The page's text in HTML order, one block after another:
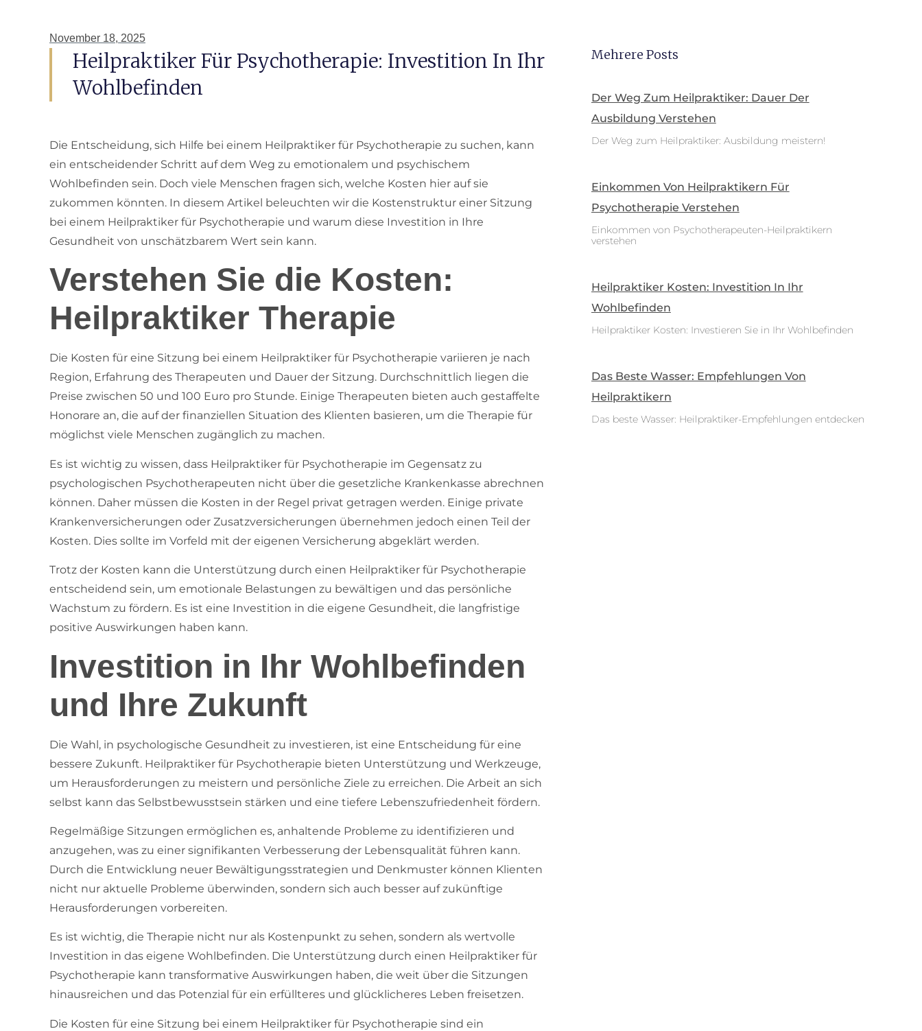
November 18, 2025
Heilpraktiker Für Psychotherapie: Investition In Ihr
Wohlbefinden
Die Entscheidung, sich Hilfe bei einem Heilpraktiker für Psychotherapie zu suchen, kann
ein entscheidender Schritt auf dem Weg zu emotionalem und psychischem
Wohlbefinden sein. Doch viele Menschen fragen sich, welche Kosten hier auf sie
zukommen könnten. In diesem Artikel beleuchten wir die Kostenstruktur einer Sitzung
bei einem Heilpraktiker für Psychotherapie und warum diese Investition in Ihre
Gesundheit von unschätzbarem Wert sein kann.
Verstehen Sie die Kosten:
Heilpraktiker Therapie
Die Kosten für eine Sitzung bei einem Heilpraktiker für Psychotherapie variieren je nach
Region, Erfahrung des Therapeuten und Dauer der Sitzung. Durchschnittlich liegen die
Preise zwischen 50 und 100 Euro pro Stunde. Einige Therapeuten bieten auch gestaffelte
Honorare an, die auf der finanziellen Situation des Klienten basieren, um die Therapie für
möglichst viele Menschen zugänglich zu machen.
Es ist wichtig zu wissen, dass Heilpraktiker für Psychotherapie im Gegensatz zu
psychologischen Psychotherapeuten nicht über die gesetzliche Krankenkasse abrechnen
können. Daher müssen die Kosten in der Regel privat getragen werden. Einige private
Krankenversicherungen oder Zusatzversicherungen übernehmen jedoch einen Teil der
Kosten. Dies sollte im Vorfeld mit der eigenen Versicherung abgeklärt werden.
Trotz der Kosten kann die Unterstützung durch einen Heilpraktiker für Psychotherapie
entscheidend sein, um emotionale Belastungen zu bewältigen und das persönliche
Wachstum zu fördern. Es ist eine Investition in die eigene Gesundheit, die langfristige
positive Auswirkungen haben kann.
Investition in Ihr Wohlbefinden
und Ihre Zukunft
Die Wahl, in psychologische Gesundheit zu investieren, ist eine Entscheidung für eine
bessere Zukunft. Heilpraktiker für Psychotherapie bieten Unterstützung und Werkzeuge,
um Herausforderungen zu meistern und persönliche Ziele zu erreichen. Die Arbeit an sich
selbst kann das Selbstbewusstsein stärken und eine tiefere Lebenszufriedenheit fördern.
Regelmäßige Sitzungen ermöglichen es, anhaltende Probleme zu identifizieren und
anzugehen, was zu einer signifikanten Verbesserung der Lebensqualität führen kann.
Durch die Entwicklung neuer Bewältigungsstrategien und Denkmuster können Klienten
nicht nur aktuelle Probleme überwinden, sondern sich auch besser auf zukünftige
Herausforderungen vorbereiten.
Es ist wichtig, die Therapie nicht nur als Kostenpunkt zu sehen, sondern als wertvolle
Investition in das eigene Wohlbefinden. Die Unterstützung durch einen Heilpraktiker für
Psychotherapie kann transformative Auswirkungen haben, die weit über die Sitzungen
hinausreichen und das Potenzial für ein erfüllteres und glücklicheres Leben freisetzen.
Die Kosten für eine Sitzung bei einem Heilpraktiker für Psychotherapie sind ein
Mehrere Posts
Der Weg Zum Heilpraktiker: Dauer Der
Ausbildung Verstehen
Der Weg zum Heilpraktiker: Ausbildung meistern!
Einkommen Von Heilpraktikern Für
Psychotherapie Verstehen
Einkommen von Psychotherapeuten-Heilpraktikern
verstehen
Heilpraktiker Kosten: Investition In Ihr
Wohlbefinden
Heilpraktiker Kosten: Investieren Sie in Ihr Wohlbefinden
Das Beste Wasser: Empfehlungen Von
Heilpraktikern
Das beste Wasser: Heilpraktiker-Empfehlungen entdecken